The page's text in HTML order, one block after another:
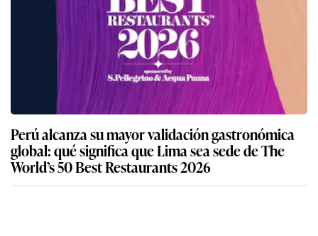
Perú alcanza su mayor validación gastronómica
global: qué significa que Lima sea sede de The
World’s 50 Best Restaurants 2026